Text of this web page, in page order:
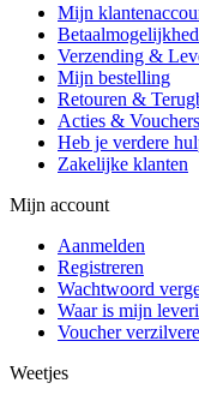
Mijn
Verzending &
Mijn bestelling
Retouren &
Acties & Vouchers
Heb je verdere
Zakelijke klanten
Mijn account
Aanmelden
Registreren
Wachtwoord
Waar is mijn
Voucher
Weetjes